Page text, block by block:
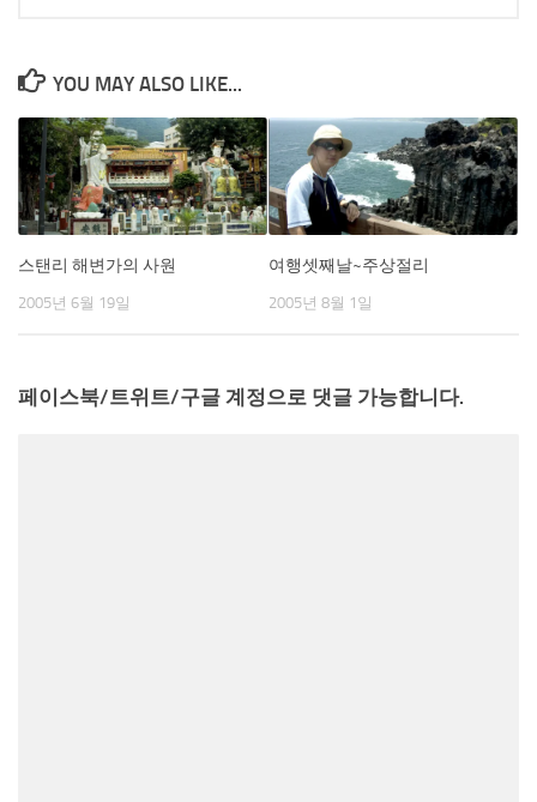
YOU MAY ALSO LIKE...
스탠리 해변가의 사원
2005년 6월 19일
여행셋째날~주상절리
2005년 8월 1일
페이스북/트위트/구글 계정으로 댓글 가능합니다.